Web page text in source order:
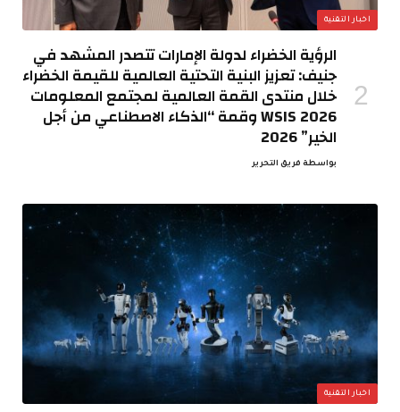
اخبار التقنية
الرؤية الخضراء لدولة الإمارات تتصدر المشهد في
جنيف: تعزيز البنية التحتية العالمية للقيمة الخضراء
خلال منتدى القمة العالمية لمجتمع المعلومات
WSIS 2026 وقمة “الذكاء الاصطناعي من أجل
الخير” 2026
بواسطة فريق التحرير
اخبار التقنية